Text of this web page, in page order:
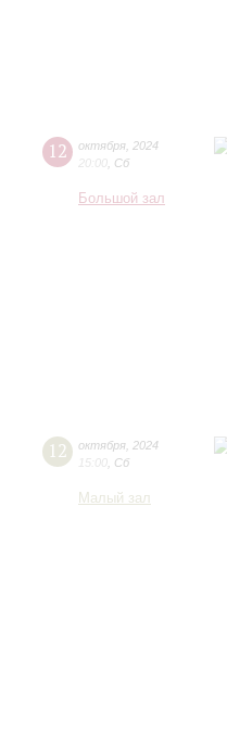
12 октября 2024
20:00 Сб
Большой зал
12 октября 2024
15:00 Сб
Малый зал